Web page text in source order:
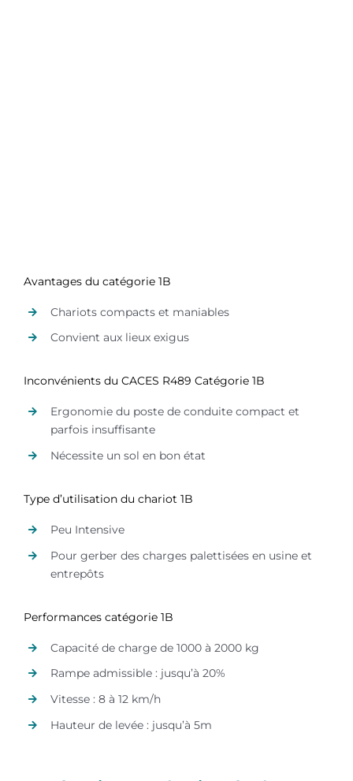
Avantages du catégorie 1B
Chariots compacts et maniables
Convient aux lieux exigus
Inconvénients du CACES R489 Catégorie 1B
Ergonomie du poste de conduite compact et
parfois insuffisante
Nécessite un sol en bon état
Type d’utilisation du chariot 1B
Peu Intensive
Pour gerber des charges palettisées en usine et
entrepôts
Performances catégorie 1B
Capacité de charge de 1000 à 2000 kg
Rampe admissible : jusqu’à 20%
Vitesse : 8 à 12 km/h
Hauteur de levée : jusqu’à 5m